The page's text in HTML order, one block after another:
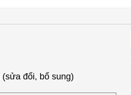
đổi, bổ sung)